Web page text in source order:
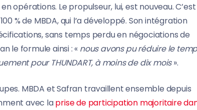
opérations. Le propulseur, lui, est nouveau. C’est
% de MBDA, qui l’a développé. Son intégration
sans temps perdu en négociations de
le formule ainsi : « nous avons pu réduire le
pour THUNDART, à moins de dix mois».
MBDA et Safran travaillent ensemble depuis
avec laprise de participation majoritaire